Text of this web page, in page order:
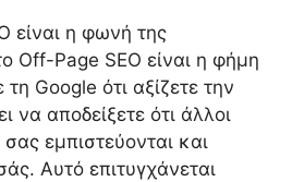
είναι η φωνή της
Off-Page SEO είναι η φήμη
τη Google ότι αξίζετε την
να αποδείξετε ότι άλλοι
σας εμπιστεύονται και
Αυτό επιτυγχάνεται